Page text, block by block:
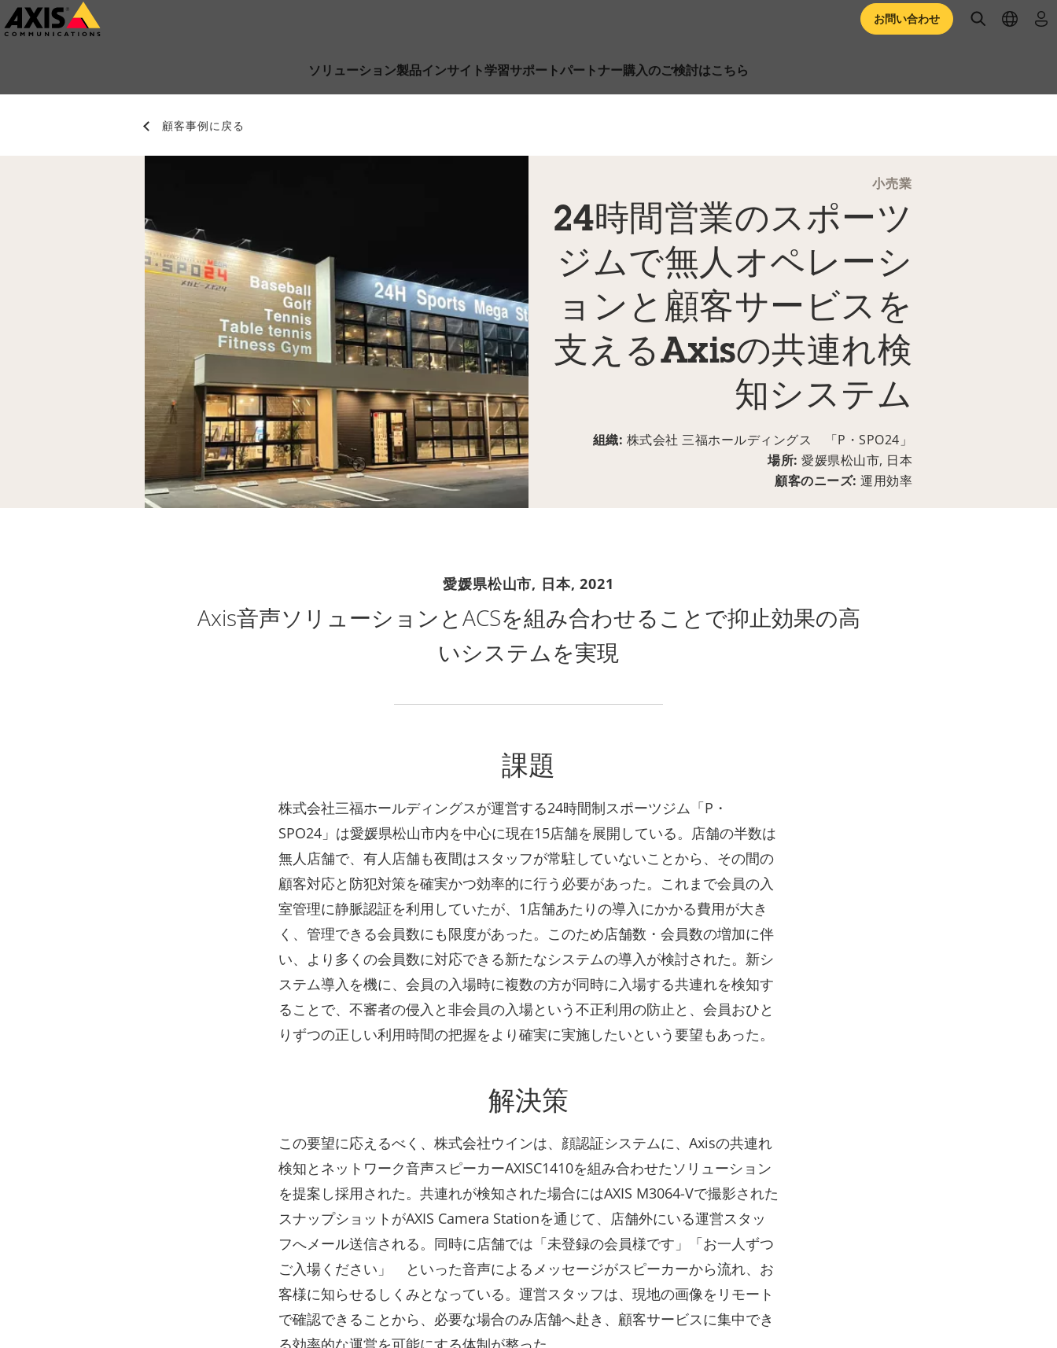
メ
イ
ソリューション製品インサイト学習サポートパートナー購入のご検討はこちら
お問い合わせ openopen
顧客事例に戻る
小売業
24時間営業のスポーツ
ジムで無人オペレーシ
ョンと顧客サービスを
支えるAxisの共連れ検
知システム
組織: 株式会社 三福ホールディングス 「P・SPO24」
場所: 愛媛県松山市, 日本
顧客のニーズ: 運用効率
愛媛県松山市, 日本,2021
Axis音声ソリューションとACSを組み合わせることで抑止効果の高
いシステムを実現
課題
株式会社三福ホールディングスが運営する24時間制スポーツジム「P・
SPO24」は愛媛県松山市内を中心に現在15店舗を展開している。店舗の半数は
無人店舗で、有人店舗も夜間はスタッフが常駐していないことから、その間の
顧客対応と防犯対策を確実かつ効率的に行う必要があった。これまで会員の入
室管理に静脈認証を利用していたが、1店舗あたりの導入にかかる費用が大き
く、管理できる会員数にも限度があった。このため店舗数・会員数の増加に伴
い、より多くの会員数に対応できる新たなシステムの導入が検討された。新シ
ステム導入を機に、会員の入場時に複数の方が同時に入場する共連れを検知す
ることで、不審者の侵入と非会員の入場という不正利用の防止と、会員おひと
りずつの正しい利用時間の把握をより確実に実施したいという要望もあった。
解決策
この要望に応えるべく、株式会社ウインは、顔認証システムに、Axisの共連れ
検知とネットワーク音声スピーカーAXISC1410を組み合わせたソリューション
を提案し採用された。共連れが検知された場合にはAXIS M3064-Vで撮影された
スナップショットがAXIS Camera Stationを通じて、店舗外にいる運営スタッ
フへメール送信される。同時に店舗では「未登録の会員様です」「お一人ずつ
ご入場ください」 といった音声によるメッセージがスピーカーから流れ、お
客様に知らせるしくみとなっている。運営スタッフは、現地の画像をリモート
で確認できることから、必要な場合のみ店舗へ赴き、顧客サービスに集中でき
る効率的な運営を可能にする体制が整った。